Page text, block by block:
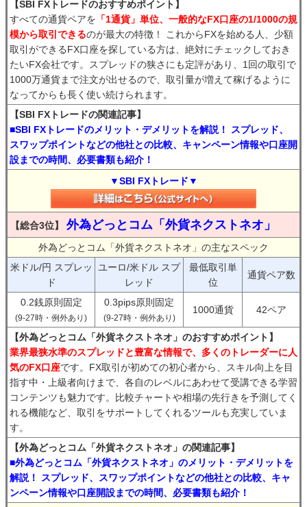
【SBI FXトレードのおすすめポイント】
すべての通貨ペアを 「1通貨」単位、一般的なFX口座の1/1000の規
模から取引できるのが最大の特徴！ これからFXを始める人、少額
取引ができるFX口座を探している方は、絶対にチェックしておき
たいFX会社です。スプレッドの狭さにも定評があり、1回の取引で
1000万通貨まで注文が出せるので、取引量が増えて稼げるように
なってからも長く使い続けられます。
【SBI FXトレードの関連記事】
■SBI FXトレードのメリット・デメリットを解説！ スプレッド、
スワップポイントなどの他社との比較、キャンペーン情報や口座開
設までの時間、必要書類も紹介！
▼SBI FXトレード▼
【総合3位】 外為どっとコム「外貨ネクストネオ」
外為どっとコム「外貨ネクストネオ」の主なスペック
米ドル/円 スプレッ
ド
ユーロ/米ドル スプ
レッド
最低取引単
位
通貨ペア数
0.2銭原則固定
(9-27時・例外あり)
0.3pips原則固定
(9-27時・例外あり)
1000通貨 42ペア
【外為どっとコム「外貨ネクストネオ」のおすすめポイント】
業界最狭水準のスプレッドと豊富な情報で、多くのトレーダーに人
気のFX口座です。FX取引が初めての初心者から、スキル向上を目
指す中・上級者向けまで、各自のレベルにあわせて受講できる学習
コンテンツも魅力です。比較チャートや相場の先行きを予測してく
れる機能など、取引をサポートしてくれるツールも充実していま
す。
【外為どっとコム「外貨ネクストネオ」の関連記事】
■外為どっとコム「外貨ネクストネオ」のメリット・デメリットを
解説！ スプレッド、スワップポイントなどの他社との比較、キャ
ンペーン情報や口座開設までの時間、必要書類も紹介！